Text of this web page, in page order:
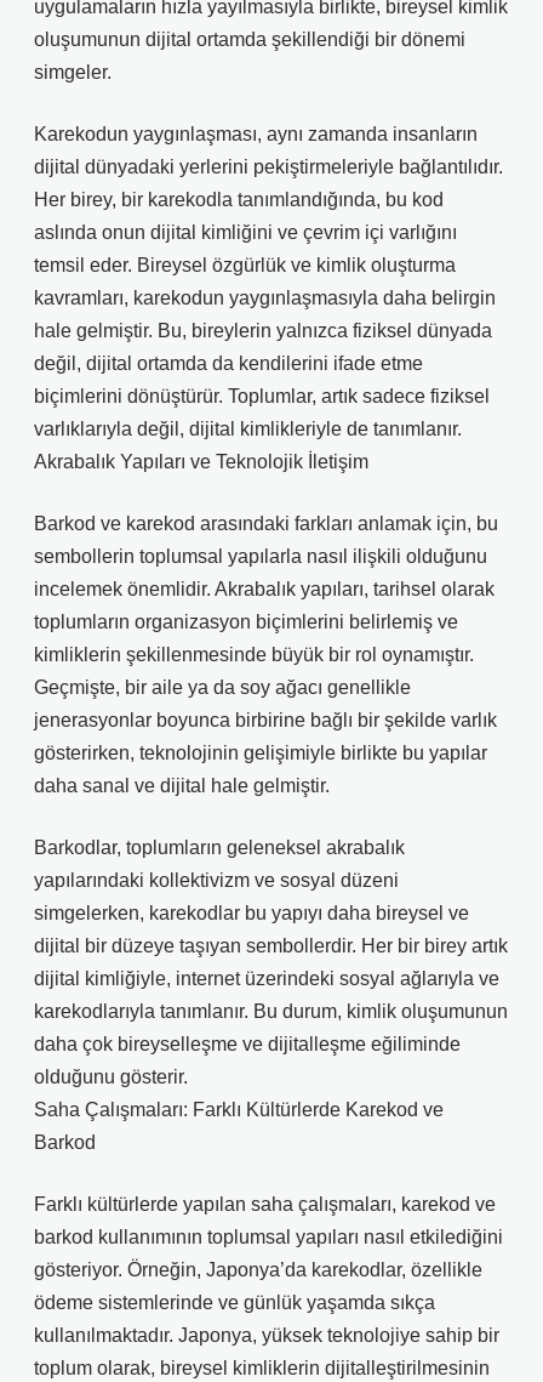
uygulamaların hızla yayılmasıyla birlikte, bireysel kimlik
oluşumunun dijital ortamda şekillendiği bir dönemi
simgeler.
Karekodun yaygınlaşması, aynı zamanda insanların
dijital dünyadaki yerlerini pekiştirmeleriyle bağlantılıdır.
Her birey, bir karekodla tanımlandığında, bu kod
aslında onun dijital kimliğini ve çevrim içi varlığını
temsil eder. Bireysel özgürlük ve kimlik oluşturma
kavramları, karekodun yaygınlaşmasıyla daha belirgin
hale gelmiştir. Bu, bireylerin yalnızca fiziksel dünyada
değil, dijital ortamda da kendilerini ifade etme
biçimlerini dönüştürür. Toplumlar, artık sadece fiziksel
varlıklarıyla değil, dijital kimlikleriyle de tanımlanır.
Akrabalık Yapıları ve Teknolojik İletişim
Barkod ve karekod arasındaki farkları anlamak için, bu
sembollerin toplumsal yapılarla nasıl ilişkili olduğunu
incelemek önemlidir. Akrabalık yapıları, tarihsel olarak
toplumların organizasyon biçimlerini belirlemiş ve
kimliklerin şekillenmesinde büyük bir rol oynamıştır.
Geçmişte, bir aile ya da soy ağacı genellikle
jenerasyonlar boyunca birbirine bağlı bir şekilde varlık
gösterirken, teknolojinin gelişimiyle birlikte bu yapılar
daha sanal ve dijital hale gelmiştir.
Barkodlar, toplumların geleneksel akrabalık
yapılarındaki kollektivizm ve sosyal düzeni
simgelerken, karekodlar bu yapıyı daha bireysel ve
dijital bir düzeye taşıyan sembollerdir. Her bir birey artık
dijital kimliğiyle, internet üzerindeki sosyal ağlarıyla ve
karekodlarıyla tanımlanır. Bu durum, kimlik oluşumunun
daha çok bireyselleşme ve dijitalleşme eğiliminde
olduğunu gösterir.
Saha Çalışmaları: Farklı Kültürlerde Karekod ve
Barkod
Farklı kültürlerde yapılan saha çalışmaları, karekod ve
barkod kullanımının toplumsal yapıları nasıl etkilediğini
gösteriyor. Örneğin, Japonya’da karekodlar, özellikle
ödeme sistemlerinde ve günlük yaşamda sıkça
kullanılmaktadır. Japonya, yüksek teknolojiye sahip bir
toplum olarak, bireysel kimliklerin dijitalleştirilmesinin